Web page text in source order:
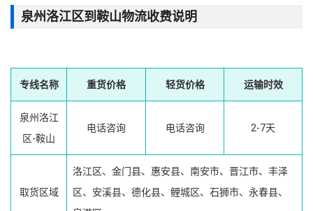
泉州洛江区到鞍山物流收费说明
专线名称 重货价格 轻货价格 运输时效
泉州洛江
区-鞍山
电话咨询 电话咨询 2-7天
取货区域
洛江区、金门县、惠安县、南安市、晋江市、丰泽
区、安溪县、德化县、鲤城区、石狮市、永春县、